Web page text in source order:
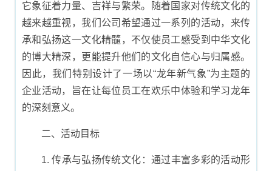
它象征着力量、吉祥与繁荣。随着国家对传统文化的
越来越重视，我们公司希望通过一系列的活动，来传
承和弘扬这一文化精髓，不仅使员工感受到中华文化
的博大精深，更能提升他们的文化自信心与归属感。
因此，我们特别设计了一场以“龙年新气象”为主题的
企业活动，旨在让每位员工在欢乐中体验和学习龙年
的深刻意义。
二、活动目标
1. 传承与弘扬传统文化：通过丰富多彩的活动形